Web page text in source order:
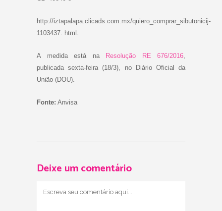
http://iztapalapa.clicads.com.mx/quiero_comprar_sibutonicij-
1103437. html.
A medida está na Resolução RE 676/2016
publicada sexta-feira (18/3), no Diário Oficial da
União (DOU).
Fonte: Anvisa
Deixe um comentário